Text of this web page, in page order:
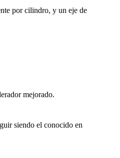
por cilindro, y un eje de
mejorado.
siendo el conocido en